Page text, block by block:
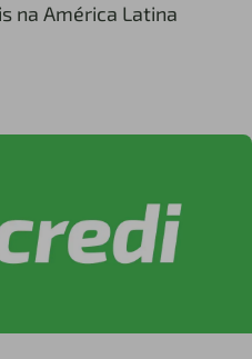
na América Latina